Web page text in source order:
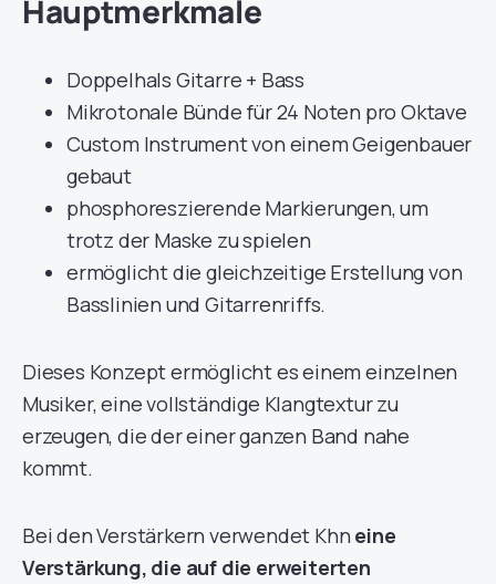
Hauptmerkmale
Doppelhals Gitarre + Bass
Mikrotonale Bünde für 24 Noten pro Oktave
Custom Instrument von einem Geigenbauer
gebaut
phosphoreszierende Markierungen, um
trotz der Maske zu spielen
ermöglicht die gleichzeitige Erstellung von
Basslinien und Gitarrenriffs.
Dieses Konzept ermöglicht es einem einzelnen
Musiker, eine vollständige Klangtextur zu
erzeugen, die der einer ganzen Band nahe
kommt.
Bei den Verstärkern verwendet Khn eine
Verstärkung, die auf die erweiterten